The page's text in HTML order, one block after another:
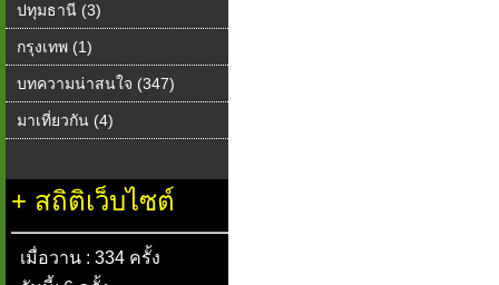
ปทุมธานี (3)
กรุงเทพ (1)
บทความน่าสนใจ (347)
มาเที่ยวกัน (4)
+ สถิติเว็บไซต์
เมื่อวาน : 334 ครั้ง